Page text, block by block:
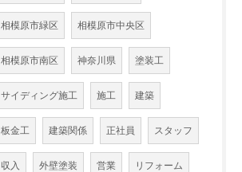
相模原市緑区 相模原市中央区
相模原市南区 神奈川県 塗装工
サイディング施工 施工 建築
板金工 建築関係 正社員 スタッフ
収入 外壁塗装 営業 リフォーム